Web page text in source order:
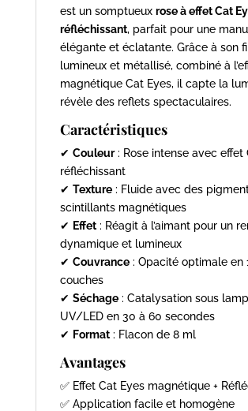
est un somptueux rose à effet Cat
réfléchissant, parfait pour une
élégante et éclatante. Grâce à son
lumineux et métallisé, combiné à
magnétique Cat Eyes, il capte la
révèle des reflets spectaculaires.
Caractéristiques
✔ Couleur: Rose intense avec effet
réfléchissant
✔ Texture: Fluide avec des
scintillants magnétiques
✔ Effet: Réagit à l’aimant pour un
dynamique et lumineux
✔ Couvrance: Opacité optimale en
couches
✔ Séchage: Catalysation sous
UV/LED en 30 à 60 secondes
✔ Format: Flacon de 8 ml
Avantages
✅ Effet Cat Eyes magnétique +
✅ Application facile et homogène